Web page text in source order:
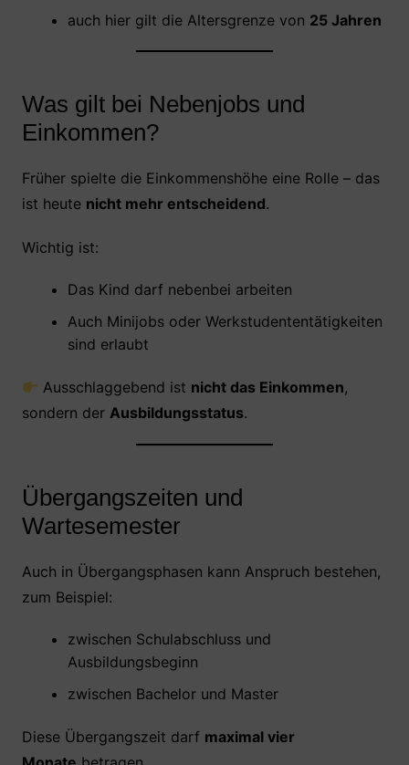
auch hier gilt die Altersgrenze von 25 Jahren
Was gilt bei Nebenjobs und
Einkommen?
Früher spielte die Einkommenshöhe eine Rolle – das
ist heute nicht mehr entscheidend.
Wichtig ist:
Das Kind darf nebenbei arbeiten
Auch Minijobs oder Werkstudententätigkeiten
sind erlaubt
Ausschlaggebend ist nicht das Einkommen,
sondern der Ausbildungsstatus.
Übergangszeiten und
Wartesemester
Auch in Übergangsphasen kann Anspruch bestehen,
zum Beispiel:
zwischen Schulabschluss und
Ausbildungsbeginn
zwischen Bachelor und Master
Diese Übergangszeit darf maximal vier